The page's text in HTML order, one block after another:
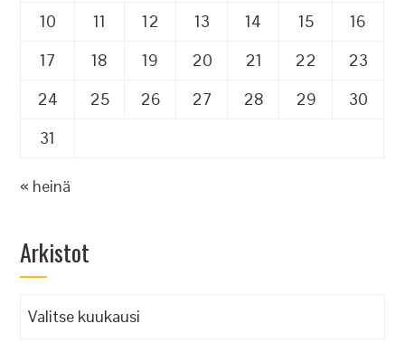
10
11 12 13 14 15
16
17
18 19 20 21 22
23
24
25 26 27 28 29
30
31
« heinä
Arkistot
Arkistot